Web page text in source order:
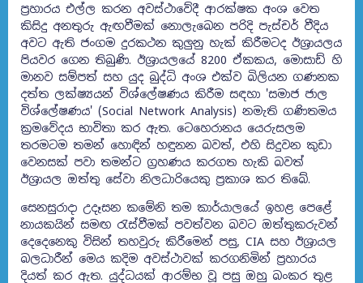
ප්‍රහාරය එල්ල කරන අවස්ථාවේදී ආරක්ෂක අංශ වෙත
කිසිදු අනතුරු ඇඟවීමක් නොලැබෙන පරිදි පැස්චර් වීදිය
අවට ඇති ජංගම දුරකථන කුලුනු හැක් කිරීමටද ඊශ්‍රායලය
පියවර ගෙන තිබුණි. ඊශ්‍රායලයේ 8200 ඒකකය, මොසාඩ් හි
මානව සම්පත් සහ යුද බුද්ධි අංශ එක්ව බිලියන ගණනක
දත්ත ලක්ෂ්‍යයන් විශ්ලේෂණය කිරීම සඳහා 'සමාජ ජාල
විශ්ලේෂණය' (Social Network Analysis) නමැති ගණිතමය
ක්‍රමවේදය භාවිතා කර ඇත. ටෙහෙරානය යෙරුසලම
තරමටම තමන් හොඳින් හඳුනන බවත්, එහි සිදුවන කුඩා
වෙනසක් පවා තමන්ට ග්‍රහණය කරගත හැකි බවත්
ඊශ්‍රායල ඔත්තු සේවා නිලධාරියෙකු ප්‍රකාශ කර තිබේ.
සෙනසුරාදා උදෑසන කමේනි තම කාර්යාලයේ ඉහළ පෙළේ
නායකයින් සමඟ රැස්වීමක් පවත්වන බවට ඔත්තුකරුවන්
දෙදෙනෙකු විසින් තහවුරු කිරීමෙන් පසු, CIA සහ ඊශ්‍රායල
බලධාරීන් මෙය කදිම අවස්ථාවක් කරගනිමින් ප්‍රහාරය
දියත් කර ඇත. යුද්ධයක් ආරම්භ වූ පසු ඔහු බංකර තුළ